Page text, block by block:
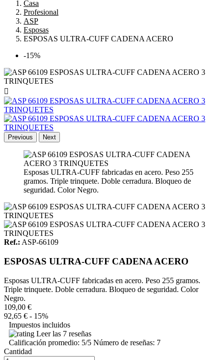
Casa
Profesional
ASP
Esposas
ESPOSAS ULTRA-CUFF CADENA ACERO
-15%

Previous Next
Esposas ULTRA-CUFF fabricadas en acero. Peso 255
gramos. Triple trinquete. Doble cerradura. Bloqueo de
seguridad. Color Negro.
Ref.: ASP-66109
ESPOSAS ULTRA-CUFF CADENA ACERO
Esposas ULTRA-CUFF fabricadas en acero. Peso 255 gramos.
Triple trinquete. Doble cerradura. Bloqueo de seguridad. Color
Negro.
109,00 €
92,65 € - 15%
Impuestos incluidos
Leer las 7 reseñas
Calificación promedio: 5/5 Número de reseñas: 7
Cantidad